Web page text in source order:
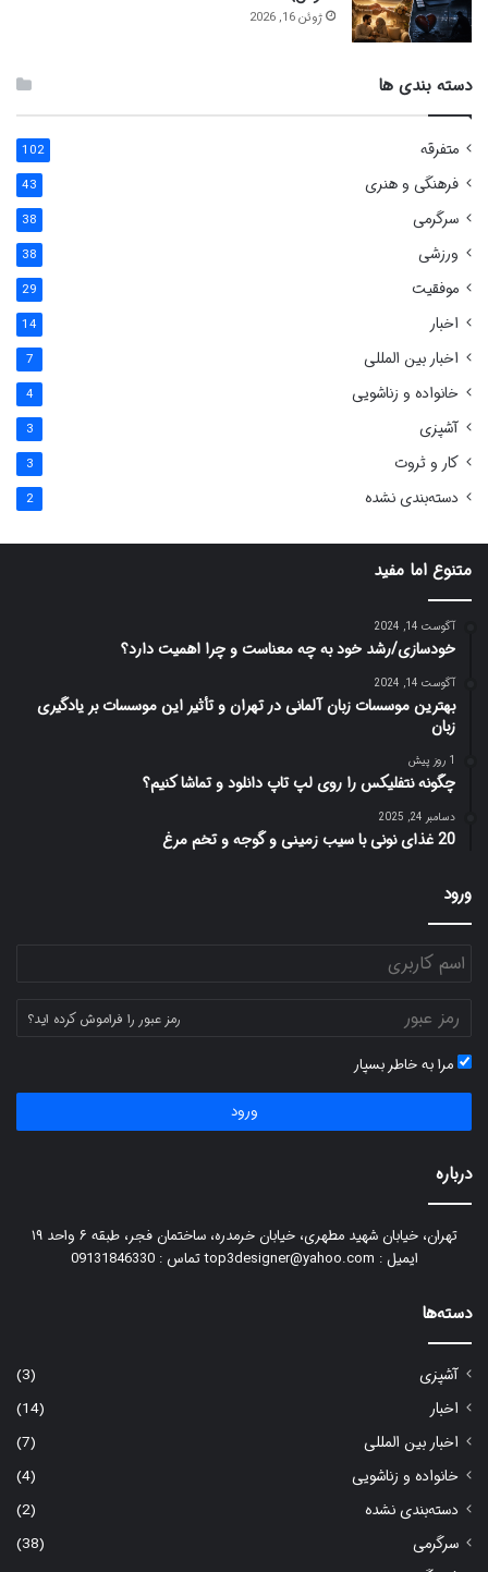
ژوئن 16, 2026
دسته بندی ها
متفرقه 102
فرهنگی و هنری 43
سرگرمی 38
ورزشی 38
موفقیت 29
اخبار 14
اخبار بین المللی 7
خانواده و زناشویی 4
آشپزی 3
کار و ثروت 3
دسته‌بندی نشده 2
متنوع اما مفید
آگوست 14, 2024
خودسازی/رشد خود به چه معناست و چرا اهمیت دارد؟
آگوست 14, 2024
بهترین موسسات زبان آلمانی در تهران و تأثیر این موسسات بر یادگیری
زبان
1 روز پیش
چگونه نتفلیکس را روی لپ تاپ دانلود و تماشا کنیم؟
دسامبر 24, 2025
20 غذای نونی با سیب زمینی و گوجه و تخم مرغ
ورود
رمز عبور را فراموش کرده اید؟
مرا به خاطر بسپار
ورود
درباره
تهران، خیابان شهید مطهری، خیابان خرمدره، ساختمان فجر، طبقه ۶ واحد ۱۹
ایمیل : top3designer@yahoo.com تماس : 09131846330
دسته‌ها
آشپزی
(3)
اخبار
(14)
اخبار بین المللی
(7)
خانواده و زناشویی
(4)
دسته‌بندی نشده
(2)
سرگرمی
(38)